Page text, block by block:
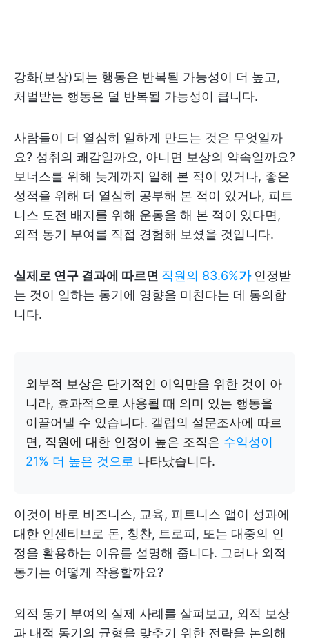
강화(보상)되는 행동은 반복될 가능성이 더 높고,
처벌받는 행동은 덜 반복될 가능성이 큽니다.
사람들이 더 열심히 일하게 만드는 것은 무엇일까
요? 성취의 쾌감일까요, 아니면 보상의 약속일까요?
보너스를 위해 늦게까지 일해 본 적이 있거나, 좋은
성적을 위해 더 열심히 공부해 본 적이 있거나, 피트
니스 도전 배지를 위해 운동을 해 본 적이 있다면,
외적 동기 부여를 직접 경험해 보셨을 것입니다.
실제로 연구 결과에 따르면 직원의 83.6%가 인정받
는 것이 일하는 동기에 영향을 미친다는 데 동의합
니다.
외부적 보상은 단기적인 이익만을 위한 것이 아
니라, 효과적으로 사용될 때 의미 있는 행동을
이끌어낼 수 있습니다. 갤럽의 설문조사에 따르
면, 직원에 대한 인정이 높은 조직은 수익성이
21% 더 높은 것으로 나타났습니다.
이것이 바로 비즈니스, 교육, 피트니스 앱이 성과에
대한 인센티브로 돈, 칭찬, 트로피, 또는 대중의 인
정을 활용하는 이유를 설명해 줍니다. 그러나 외적
동기는 어떻게 작용할까요?
외적 동기 부여의 실제 사례를 살펴보고, 외적 보상
과 내적 동기의 균형을 맞추기 위한 전략을 논의해